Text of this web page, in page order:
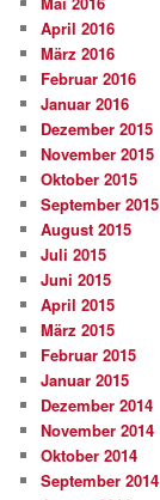
April 2016
März 2016
Februar 2016
Januar 2016
Dezember 2015
November 2015
Oktober 2015
September 2015
August 2015
Juli 2015
Juni 2015
April 2015
März 2015
Februar 2015
Januar 2015
Dezember 2014
November 2014
Oktober 2014
September 2014